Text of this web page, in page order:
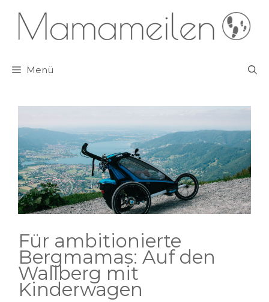
Inhalt
springen
Menü
Für ambitionierte
Bergmamas: Auf den
Wallberg mit
Kinderwagen